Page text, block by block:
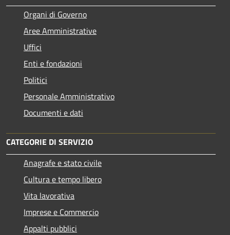
Organi di Governo
Aree Amministrative
Uffici
Enti e fondazioni
Politici
Personale Amministrativo
Documenti e dati
CATEGORIE DI SERVIZIO
Anagrafe e stato civile
Cultura e tempo libero
Vita lavorativa
Imprese e Commercio
Appalti pubblici